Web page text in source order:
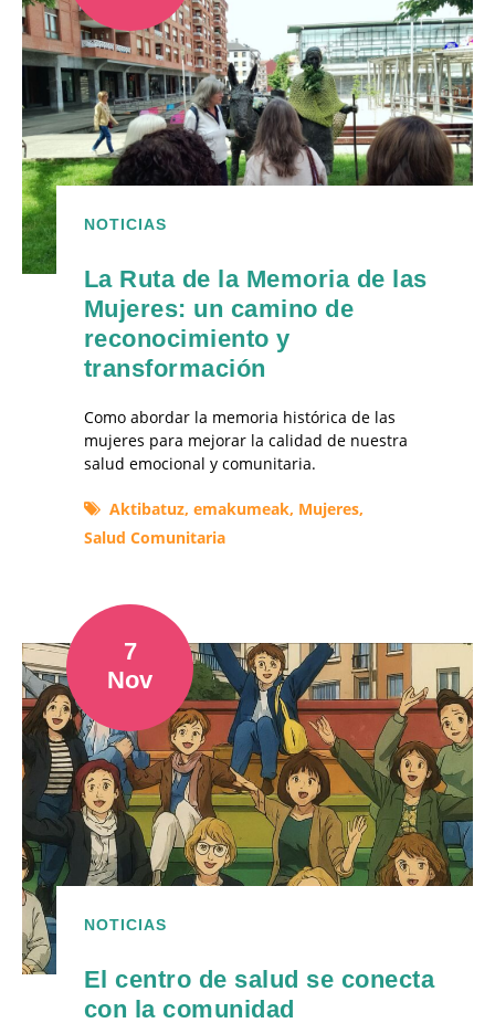
NOTICIAS
La Ruta de la Memoria de las
Mujeres: un camino de
reconocimiento y
transformación
Como abordar la memoria histórica de las
mujeres para mejorar la calidad de nuestra
salud emocional y comunitaria.
Aktibatuz, emakumeak, Mujeres,
Salud Comunitaria
7
Nov
NOTICIAS
El centro de salud se conecta
con la comunidad